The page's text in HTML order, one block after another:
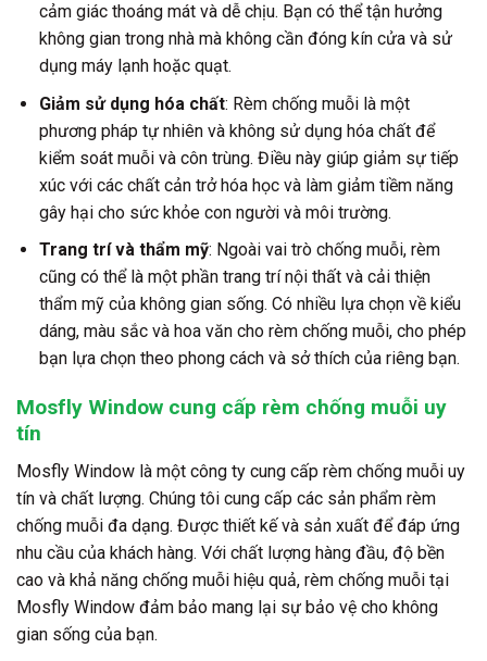
cảm giác thoáng mát và dễ chịu. Bạn có thể tận hưởng
không gian trong nhà mà không cần đóng kín cửa và sử
dụng máy lạnh hoặc quạt.
Giảm sử dụng hóa chất: Rèm chống muỗi là một
phương pháp tự nhiên và không sử dụng hóa chất để
kiểm soát muỗi và côn trùng. Điều này giúp giảm sự tiếp
xúc với các chất cản trở hóa học và làm giảm tiềm năng
gây hại cho sức khỏe con người và môi trường.
Trang trí và thẩm mỹ: Ngoài vai trò chống muỗi, rèm
cũng có thể là một phần trang trí nội thất và cải thiện
thẩm mỹ của không gian sống. Có nhiều lựa chọn về kiểu
dáng, màu sắc và hoa văn cho rèm chống muỗi, cho phép
bạn lựa chọn theo phong cách và sở thích của riêng bạn.
Mosfly Window cung cấp rèm chống muỗi uy
tín
Mosfly Window là một công ty cung cấp rèm chống muỗi uy
tín và chất lượng. Chúng tôi cung cấp các sản phẩm rèm
chống muỗi đa dạng. Được thiết kế và sản xuất để đáp ứng
nhu cầu của khách hàng. Với chất lượng hàng đầu, độ bền
cao và khả năng chống muỗi hiệu quả, rèm chống muỗi tại
Mosfly Window đảm bảo mang lại sự bảo vệ cho không
gian sống của bạn.